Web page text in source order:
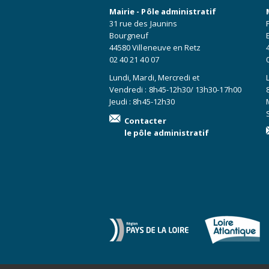
Mairie - Pôle administratif
31 rue des Jaunins
Bourgneuf
44580 Villeneuve en Retz
02 40 21 40 07
Lundi, Mardi, Mercredi et
Vendredi : 8h45-12h30/ 13h30-17h00
Jeudi : 8h45-12h30
Contacter
le pôle administratif